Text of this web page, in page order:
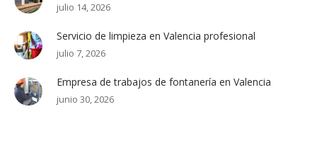
julio 14, 2026
Servicio de limpieza en Valencia profesional
julio 7, 2026
Empresa de trabajos de fontanería en Valencia
junio 30, 2026